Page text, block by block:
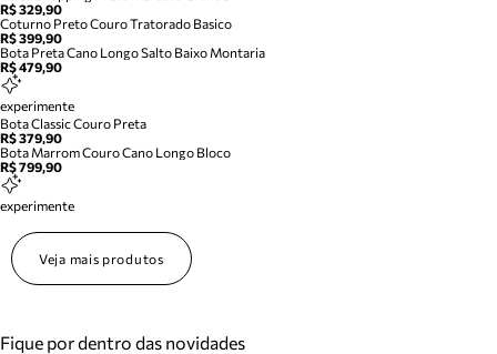
R$ 329,90
Coturno Preto Couro Tratorado Basico
R$ 399,90
Bota Preta Cano Longo Salto Baixo Montaria
R$ 479,90
experimente
Bota Classic Couro Preta
R$ 379,90
Bota Marrom Couro Cano Longo Bloco
R$ 799,90
experimente
Veja mais produtos
Fique por dentro das novidades